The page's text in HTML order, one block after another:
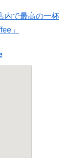
内で最高の一杯
」